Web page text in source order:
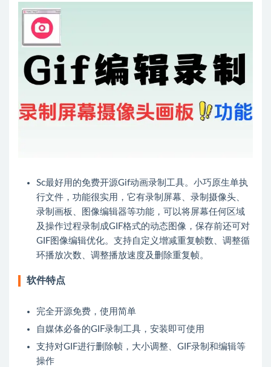
Sc最好用的免费开源Gif动画录制工具。小巧原生单执
行文件，功能很实用，它有录制屏幕、录制摄像头、
录制画板、图像编辑器等功能，可以将屏幕任何区域
及操作过程录制成GIF格式的动态图像，保存前还可对
GIF图像编辑优化。支持自定义增减重复帧数、调整循
环播放次数、调整播放速度及删除重复帧。
软件特点
完全开源免费，使用简单
自媒体必备的GIF录制工具，安装即可使用
支持对GIF进行删除帧，大小调整、GIF录制和编辑等
操作